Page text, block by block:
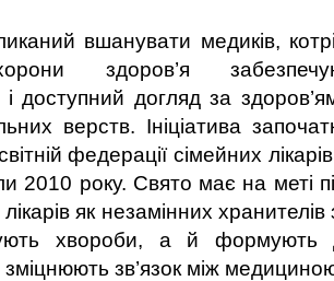
вшанувати медиків,
здоров’я
доступний догляд за
верств. Ініціатива
федерації сімейних
2010 року. Свято має на меті
як незамінних хранителів
хвороби, а й формують
зміцнюють зв’язок між